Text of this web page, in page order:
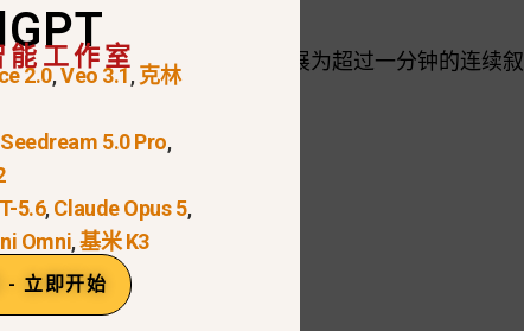
后一秒，将 8 秒钟的片段扩展为超过一分钟的连续叙
工作室
2.0,Veo 3.1,克林
Seedream 5.0 Pro,
5.6,Claude Opus 5,
Omni,基米 K3
- 立即开始